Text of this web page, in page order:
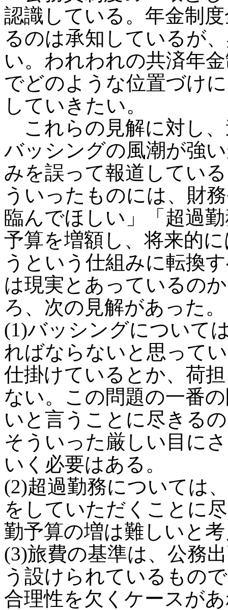
認識している。年金制
るのは承知しているが
い。われわれの共済年
でどのような位置づけ
していきたい。
これらの見解に対し
バッシングの風潮が強
みを誤って報道してい
ういったものには、財
臨んでほしい」「超過
予算を増額し、将来的
うという仕組みに転換
は現実とあっているの
ろ、次の見解があった。
(1)バッシングについて
ればならないと思って
仕掛けているとか、荷
ない。この問題の一番
いと言うことに尽きる
そういった厳しい目に
いく必要はある。
(2)超過勤務については
をしていただくことに
勤予算の増は難しいと
(3)旅費の基準は、公務
う設けられているもの
合理性を欠くケースが